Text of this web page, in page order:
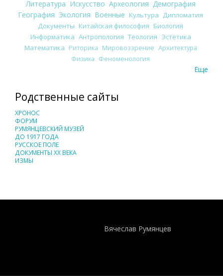
Литература Искусство Археология Демография
География Экология Военные Культура
Дипломатия
Документы Китайская философия Биология
Информатика Антропология Теология Эстетика
Математика Риторика Мировоззрение Архитектура
Физика Феноменология
Еще
Родственные сайты
ХРОНОС
ФОРУМ
РУМЯНЦЕВСКИЙ МУЗЕЙ
ДО 1917 ГОДА
РУССКОЕ ПОЛЕ
ДОКУМЕНТЫ XX ВЕКА
ИЗМЫ
Вячеслав Румянцев